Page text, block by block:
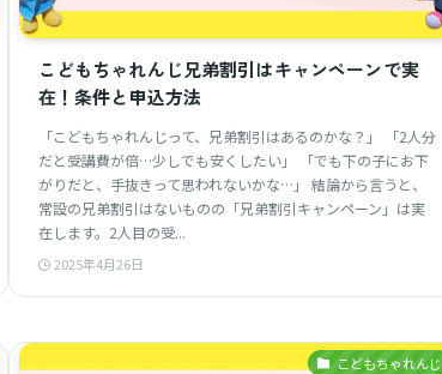
こどもちゃれんじ兄弟割引はキャンペーンで実
在！条件と申込方法
「こどもちゃれんじって、兄弟割引はあるのかな？」 「2人分
だと受講費が倍…少しでも安くしたい」 「でも下の子にお下
がりだと、手抜きって思われないかな…」 結論から言うと、
常設の兄弟割引はないものの「兄弟割引キャンペーン」は実
在します。2人目の受...
2025年4月26日
こどもちゃれんじ